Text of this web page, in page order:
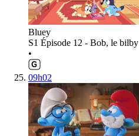
Bluey
S1 Épisode 12 - Bob, le bilby
•
09h02